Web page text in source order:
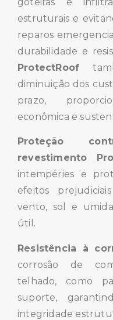
estruturais e
reparos
durabilidade e
ProtectRoof
diminuição dos
prazo,
econômica e
Proteção
revestimento
intempéries e
efeitos
vento, sol e
útil.
Resistência à
corrosão de
telhado, como
suporte,
integridade